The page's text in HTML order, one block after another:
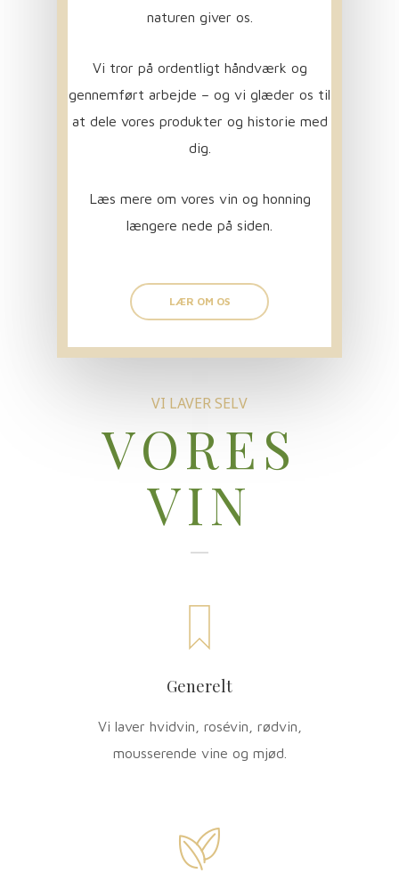
naturen giver os.
Vi tror på ordentligt håndværk og
gennemført arbejde – og vi glæder os til
at dele vores produkter og historie med
dig.
Læs mere om vores vin og honning
længere nede på siden.
LÆR OM OS
VI LAVER SELV
VORES
VIN
Generelt
Vi laver hvidvin, rosévin, rødvin,
mousserende vine og mjød.